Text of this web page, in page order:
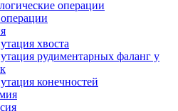
операции
хвоста
рудиментарных фаланг у
конечностей